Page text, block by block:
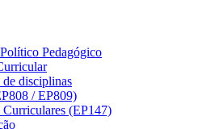
Pedagógico
disciplinas
/ EP809)
Curriculares (EP147)